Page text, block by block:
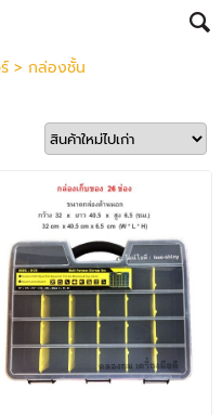
> กล่องชั้น